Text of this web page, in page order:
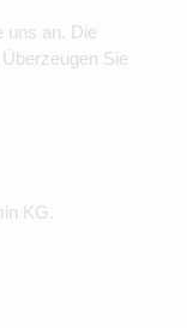
uns an. Die
Sie
KG.